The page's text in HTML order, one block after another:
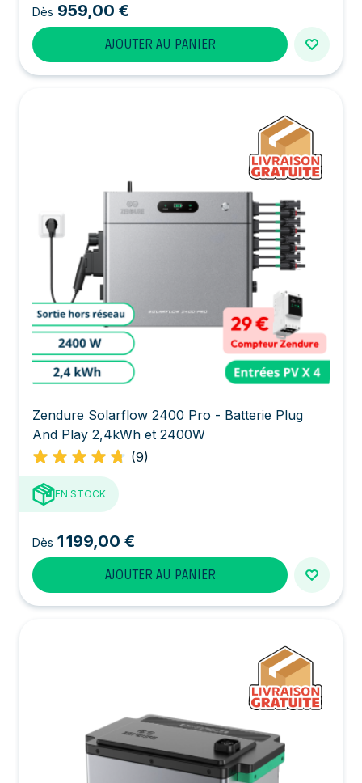
Dès 959,00 €
AJOUTER AU PANIER
Zendure Solarflow 2400 Pro - Batterie Plug
And Play 2,4kWh et 2400W
(9)
EN STOCK
Dès 1 199,00 €
AJOUTER AU PANIER